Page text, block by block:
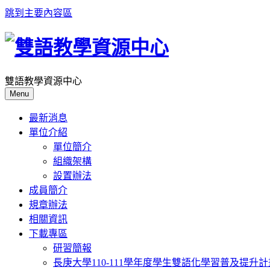
跳到主要內容區
雙語教學資源中心
Menu
最新消息
單位介紹
單位簡介
組織架構
設置辦法
成員簡介
規章辦法
相關資訊
下載專區
研習簡報
長庚大學110-111學年度學生雙語化學習普及提升